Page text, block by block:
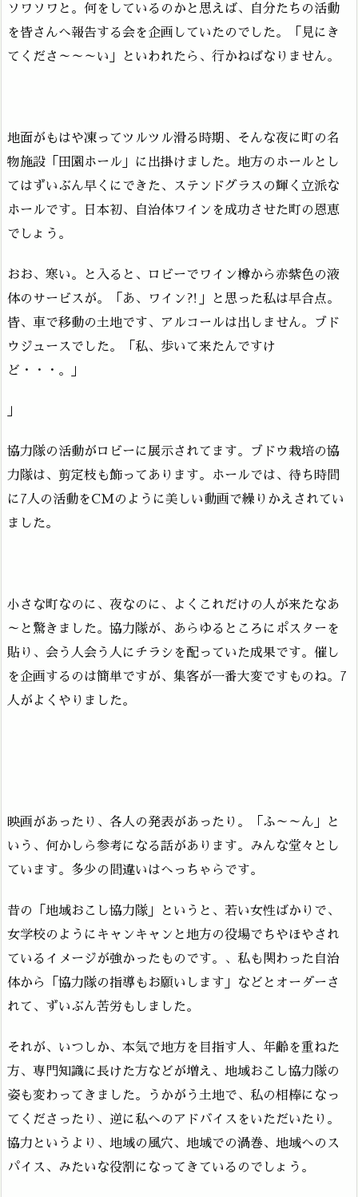
ソワソワと。何をしているのかと思えば、自分たちの活動
を皆さんへ報告する会を企画していたのでした。「見にき
てくださ～～～い」といわれたら、行かねばなりません。
地面がもはや凍ってツルツル滑る時期、そんな夜に町の名
物施設「田園ホール」に出掛けました。地方のホールとし
てはずいぶん早くにできた、ステンドグラスの輝く立派な
ホールです。日本初、自治体ワインを成功させた町の恩恵
でしょう。
おお、寒い。と入ると、ロビーでワイン樽から赤紫色の液
体のサービスが。「あ、ワイン⁈」と思った私は早合点。
皆、車で移動の土地です、アルコールは出しません。ブド
ウジュースでした。「私、歩いて来たんですけ
ど・・・。」
」
協力隊の活動がロビーに展示されてます。ブドウ栽培の協
力隊は、剪定枝も飾ってあります。ホールでは、待ち時間
に7人の活動をCMのように美しい動画で繰りかえされてい
ました。
小さな町なのに、夜なのに、よくこれだけの人が来たなあ
～と驚きました。協力隊が、あらゆるところにポスターを
貼り、会う人会う人にチラシを配っていた成果です。催し
を企画するのは簡単ですが、集客が一番大変ですものね。7
人がよくやりました。
映画があったり、各人の発表があったり。「ふ～～ん」と
いう、何かしら参考になる話があります。みんな堂々とし
ています。多少の間違いはへっちゃらです。
昔の「地域おこし協力隊」というと、若い女性ばかりで、
女学校のようにキャンキャンと地方の役場でちやほやされ
ているイメージが強かったものです。、私も関わった自治
体から「協力隊の指導もお願いします」などとオーダーさ
れて、ずいぶん苦労もしました。
それが、いつしか、本気で地方を目指す人、年齢を重ねた
方、専門知識に長けた方などが増え、地域おこし協力隊の
姿も変わってきました。うかがう土地で、私の相棒になっ
てくださったり、逆に私へのアドバイスをいただいたり。
協力というより、地域の風穴、地域での渦巻、地域へのス
パイス、みたいな役割になってきているのでしょう。